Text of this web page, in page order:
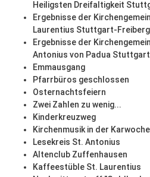
Heiligsten Dreifaltigkeit
Ergebnisse der
Laurentius Stuttgart-Freiberg
Ergebnisse der
Antonius von Padua
Emmausgang
Pfarrbüros geschlossen
Osternachtsfeiern
Zwei Zahlen zu wenig...
Kinderkreuzweg
Kirchenmusik in der
Lesekreis St. Antonius
Altenclub Zuffenhausen
Kaffeestüble St. Laurentius